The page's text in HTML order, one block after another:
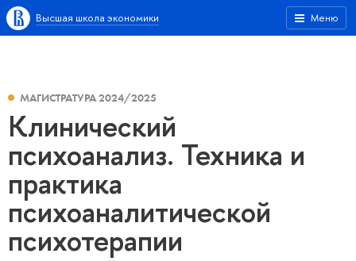
Меню
Высшая школа экономики
МАГИСТРАТУРА 2024/2025
Клинический
психоанализ. Техника и
практика
психоаналитической
психотерапии